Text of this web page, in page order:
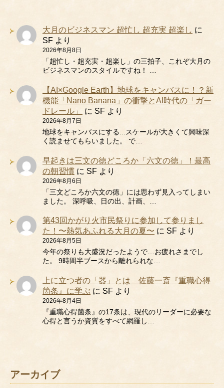
大月のビジネスマン 超忙し 超充実 超楽し に
SF より
2026年8月8日
「超忙し・超充実・超楽し」の三拍子、これぞ大月の
ビジネスマンのスタイルですね！ …
【AI×Google Earth】地球をキャンバスに！？新
機能「Nano Banana」の衝撃とAI時代の「ガー
ドレール」
に SF より
2026年8月7日
地球をキャンバスにする...スケールが大きくて興味深
く読ませてもらいました。 で…
早起きは三文の徳どころか「六文の徳」！最高
の朝習慣 に SF より
2026年8月6日
「三文どころか六文の徳」には思わず見入ってしまい
ました。 深呼吸、日の出、計画、…
第43回かがり火市民祭りに参加して参りまし
た！〜熱気あふれる大月の夏〜 に SF より
2026年8月5日
今年の祭りも大盛況だったようで…お疲れさまでし
た。 9時間半ブースから離れられな…
上に立つ者の「器」とは 佐藤一斎『重職心得
箇条』に学ぶ に SF より
2026年8月4日
『重職心得箇条』の17条は、現代のリーダーに必要な
心得と言うか資質をすべて網羅し…
アーカイブ